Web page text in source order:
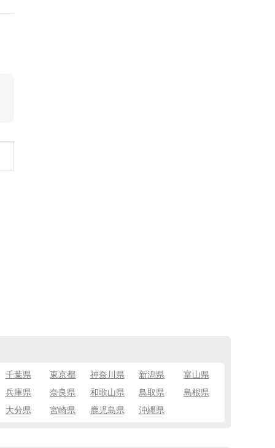
千葉県 東京都 神奈川県 新潟県
富山県
兵庫県
奈良県 和歌山県 鳥取県
島根県
大分県
宮崎県 鹿児島県 沖縄県